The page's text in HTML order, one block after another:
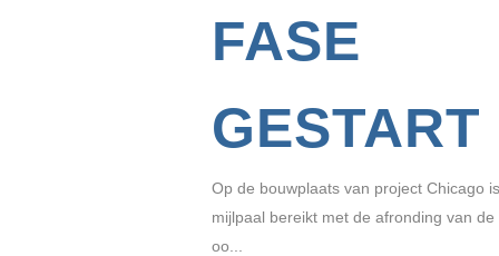
FASE
GESTART
Op de bouwplaats van project Chicago
mijlpaal bereikt met de afronding van
oo...